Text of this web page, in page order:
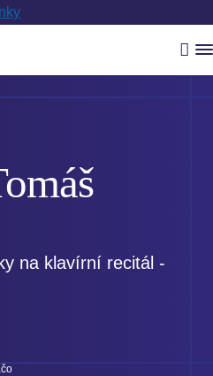
na klavírní recitál -